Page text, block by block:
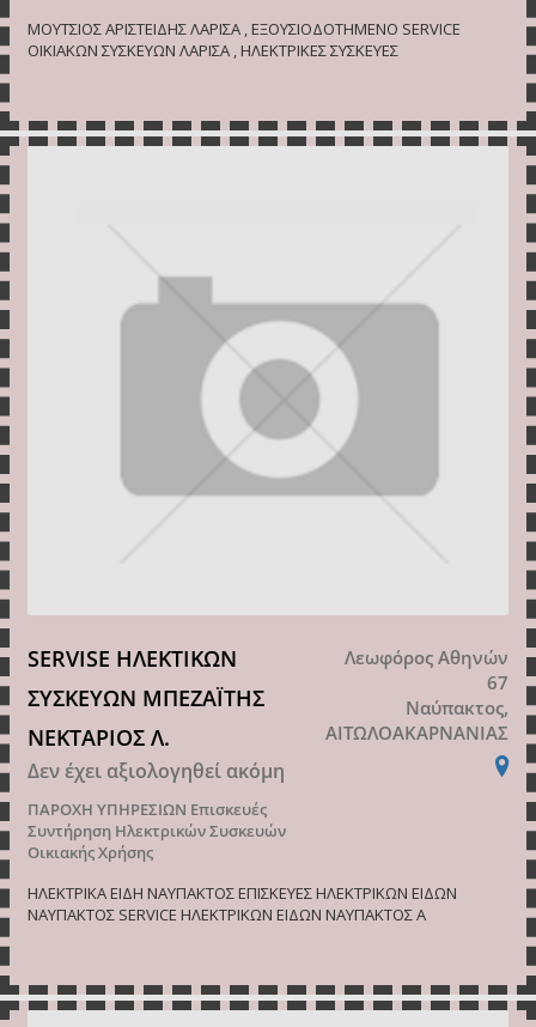
ΜΟΥΤΣΙΟΣ ΑΡΙΣΤΕΙΔΗΣ ΛΑΡΙΣΑ , ΕΞΟΥΣΙΟΔΟΤΗΜΕΝΟ SERVICE
ΟΙΚΙΑΚΩΝ ΣΥΣΚΕΥΩΝ ΛΑΡΙΣΑ , ΗΛΕΚΤΡΙΚΕΣ ΣΥΣΚΕΥΕΣ
SERVISE ΗΛΕΚΤΙΚΩΝ
ΣΥΣΚΕΥΩΝ ΜΠΕΖΑΪΤΗΣ
ΝΕΚΤΑΡΙΟΣ Λ.
Δεν έχει αξιολογηθεί ακόμη
ΠΑΡΟΧΗ ΥΠΗΡΕΣΙΩΝ Επισκευές
Συντήρηση Ηλεκτρικών Συσκευών
Οικιακής Χρήσης
Λεωφόρος Αθηνών
67
Ναύπακτος,
ΑΙΤΩΛΟΑΚΑΡΝΑΝΙΑΣ
ΗΛΕΚΤΡΙΚΑ ΕΙΔΗ ΝΑΥΠΑΚΤΟΣ ΕΠΙΣΚΕΥΕΣ ΗΛΕΚΤΡΙΚΩΝ ΕΙΔΩΝ
ΝΑΥΠΑΚΤΟΣ SERVICE ΗΛΕΚΤΡΙΚΩΝ ΕΙΔΩΝ ΝΑΥΠΑΚΤΟΣ Α